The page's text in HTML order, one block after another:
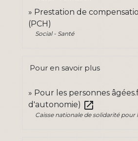
Prestation de
(PCH)
Social - Santé
Pour en savoir plus
Pour les personnes
d'autonomie) open_in_new
Caisse nationale de solidarité pour